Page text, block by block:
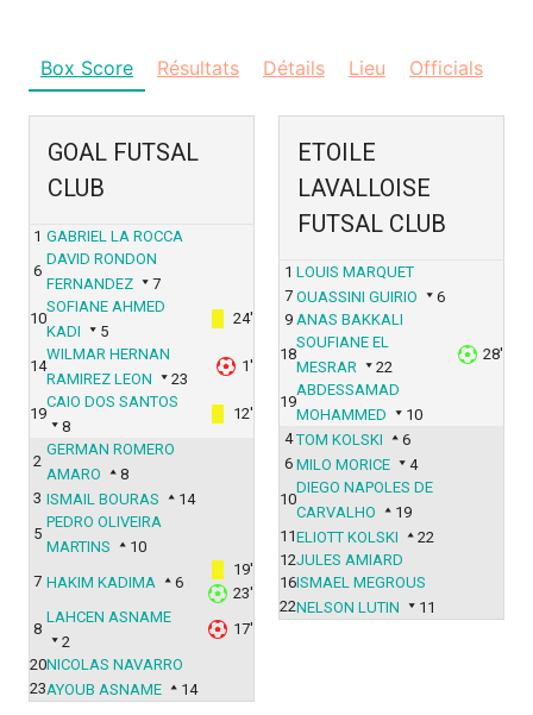
Box Score Résultats Détails Lieu Officials
GOAL FUTSAL
CLUB
1 GABRIEL LA ROCCA
6
DAVID RONDON
FERNANDEZ
7
10
SOFIANE AHMED
KADI
5
24'
14
WILMAR HERNAN
RAMIREZ LEON
23
1'
19
CAIO DOS SANTOS
8
12'
2
GERMAN ROMERO
AMARO
8
3 ISMAIL BOURAS
14
5
PEDRO OLIVEIRA
MARTINS
10
7 HAKIM KADIMA 6
19'
23'
8
LAHCEN ASNAME
2
17'
20NICOLAS NAVARRO
23AYOUB ASNAME 14
ETOILE
LAVALLOISE
FUTSAL CLUB
1 LOUIS MARQUET
7 OUASSINI GUIRIO
6
9 ANAS BAKKALI
18
SOUFIANE EL
MESRAR
22
28'
19
ABDESSAMAD
MOHAMMED
10
4 TOM KOLSKI
6
6 MILO MORICE
4
10
DIEGO NAPOLES DE
CARVALHO
19
11ELIOTT KOLSKI
22
12JULES AMIARD
16ISMAEL MEGROUS
22NELSON LUTIN 11